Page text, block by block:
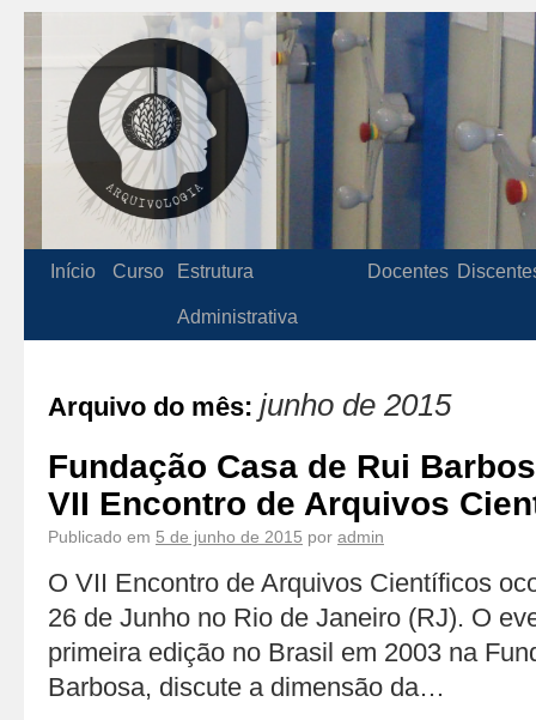
Início Curso Estrutura
Administrativa
Docentes
Arquivo do mês: junho de 2015
Fundação Casa de Rui
VII Encontro de Arquivos
Publicado em 5 de junho de 2015 por admin
O VII Encontro de Arquivos Científicos
26 de Junho no Rio de Janeiro (RJ). O
primeira edição no Brasil em 2003 na
Barbosa, discute a dimensão da…